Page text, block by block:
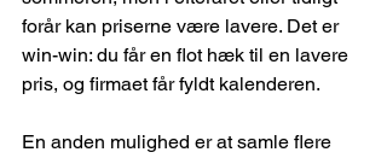
forår kan priserne være lavere. Det er
win-win: du får en flot hæk til en lavere
pris, og firmaet får fyldt kalenderen.
En anden mulighed er at samle flere